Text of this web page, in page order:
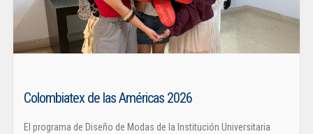
Colombiatex de las Américas 2026
El programa de Diseño de Modas de la Institución Universitaria